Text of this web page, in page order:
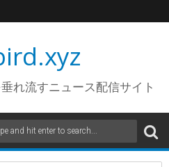
れ流すニュース配信サイト